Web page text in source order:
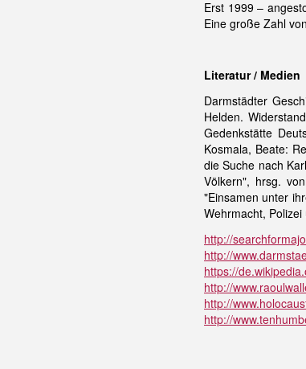
Erst 1999 –
Eine große Zahl
Literatur / Medien
Darmstädter
Helden.
Gedenkstätte
Kosmala, Beate:
die Suche nach
Völkern", hrsg.
"Einsamen unter
Wehrmacht,
http://
http://
https://
http://
http://
http://